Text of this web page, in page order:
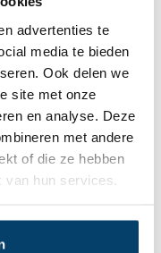
advertenties te
media te bieden
Ook delen we
site met onze
en analyse. Deze
met andere
of die ze hebben
hun services.